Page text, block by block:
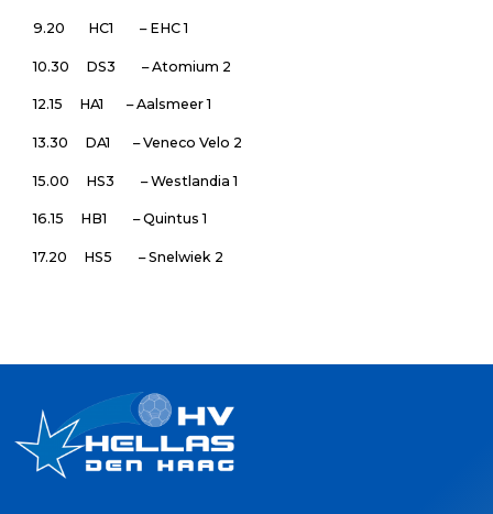
9.20 HC1 – EHC 1
10.30 DS3 – Atomium 2
12.15 HA1 – Aalsmeer 1
13.30 DA1 – Veneco Velo 2
15.00 HS3 – Westlandia 1
16.15 HB1 – Quintus 1
17.20 HS5 – Snelwiek 2